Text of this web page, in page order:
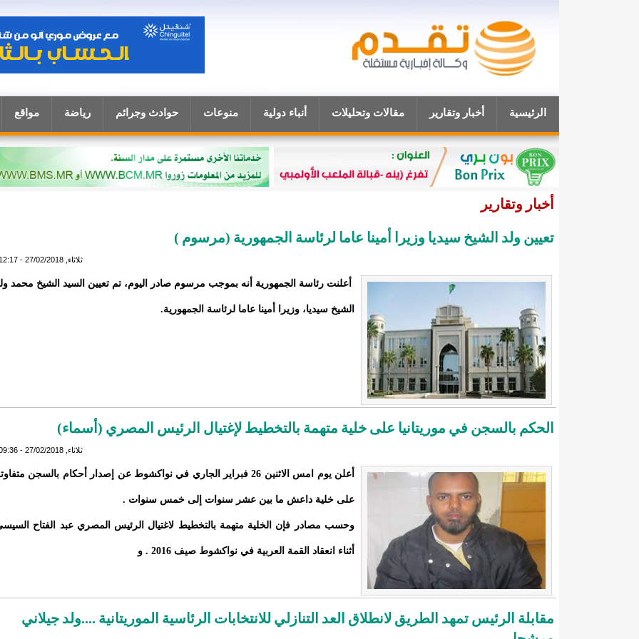
الرئيسية أخبار وتقارير مقالات وتحليلات أنباء دولية منوعات حوادث وجرائم رياضة مواقع
أخبار وتقارير
تعيين ولد الشيخ سيديا وزيرا أمينا عاما لرئاسة الجمهورية (مرسوم )
ثلاثاء, 27/02/2018 - 12:17
أعلنت رئاسة الجمهورية أنه بموجب مرسوم صادر اليوم، تم تعيين السيد الشيخ محمد
الشيخ سيديا، وزيرا أمينا عاما لرئاسة الجمهورية.
الحكم بالسجن في موريتانيا على خلية متهمة بالتخطيط لإغتيال الرئيس المصري (أسماء)
ثلاثاء, 27/02/2018 - 09:36
​أعلن يوم امس الاثنين 26 فبراير الجاري في نواكشوط عن إصدار أحكام بالسجن
على خلية داعش ما بين عشر سنوات إلى خمس سنوات .
وحسب مصادر فإن الخلية متهمة بالتخطيط لاغتيال الرئيس المصري عبد الفتاح
أثناء انعقاد القمة العربية في نواكشوط صيف 2016 . و
مقابلة الرئيس تمهد الطريق لانطلاق العد التنازلي للانتخابات الرئاسية الموريتانية ....ولد جيلاني